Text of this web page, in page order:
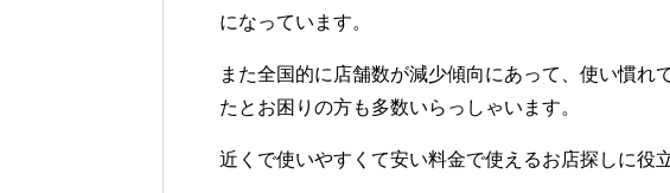
になっています。
また全国的に店舗数が減少傾向にあって、使い慣れ
たとお困りの方も多数いらっしゃいます。
近くで使いやすくて安い料金で使えるお店探しに役